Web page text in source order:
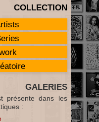
COLLECTION
GALERIES
présente dans les
: